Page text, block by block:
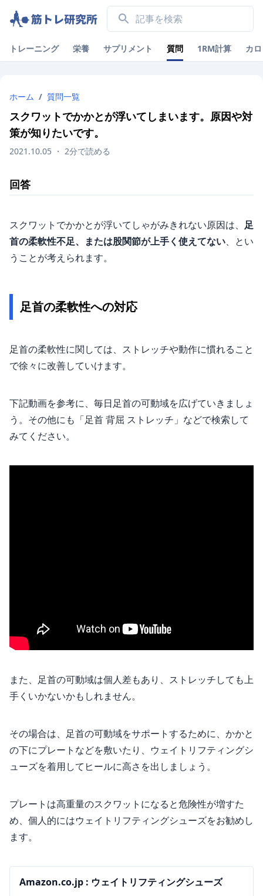
トレーニング 栄養 サプリメント 質問 1RM計算 カ
ホーム / 質問一覧
スクワットでかかとが浮いてしまいます。原因や対
策が知りたいです。
2021.10.05 ・ 2分で読める
回答
スクワットでかかとが浮いてしゃがみきれない原因は、 足
首の柔軟性不足、または股関節が上手く使えてない、とい
うことが考えられます。
足首の柔軟性への対応
足首の柔軟性に関しては、ストレッチや動作に慣れること
で徐々に改善していけます。
下記動画を参考に、毎日足首の可動域を広げていきましょ
う。その他にも「足首 背屈 ストレッチ」などで検索して
みてください。
また、足首の可動域は個人差もあり、ストレッチしても上
手くいかないかもしれません。
その場合は、足首の可動域をサポートするために、かかと
の下にプレートなどを敷いたり、ウェイトリフティングシ
ューズを着用してヒールに高さを出しましょう。
プレートは高重量のスクワットになると危険性が増すた
め、個人的にはウェイトリフティングシューズをお勧めし
ます。
Amazon.co.jp : ウェイトリフティングシューズ